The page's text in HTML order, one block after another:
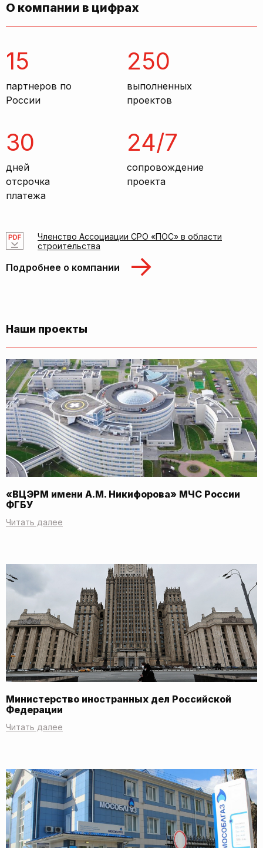
О компании в цифрах
15
партнеров по
России
250
выполненных
проектов
30
дней
отсрочка
платежа
24/7
сопровождение
проекта
Членство Ассоциации СРО «ПОС» в области
строительства
Подробнее о компании
Наши проекты
«ВЦЭРМ имени А.М. Никифорова» МЧС России
ФГБУ
Читать далее
Министерство иностранных дел Российской
Федерации
Читать далее